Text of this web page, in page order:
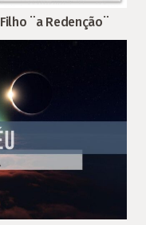
¨a Redenção¨